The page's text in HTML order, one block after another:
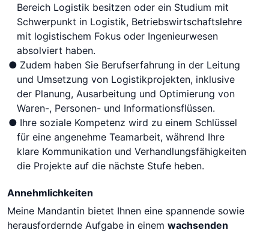
Bereich Logistik besitzen oder ein Studium mit
Schwerpunkt in Logistik, Betriebswirtschaftslehre
mit logistischem Fokus oder Ingenieurwesen
absolviert haben.
Zudem haben Sie Berufserfahrung in der Leitung
und Umsetzung von Logistikprojekten, inklusive
der Planung, Ausarbeitung und Optimierung von
Waren-, Personen- und Informationsflüssen.
Ihre soziale Kompetenz wird zu einem Schlüssel
für eine angenehme Teamarbeit, während Ihre
klare Kommunikation und Verhandlungsfähigkeiten
die Projekte auf die nächste Stufe heben.
Annehmlichkeiten
Meine Mandantin bietet Ihnen eine spannende sowie
herausfordernde Aufgabe in einem wachsenden